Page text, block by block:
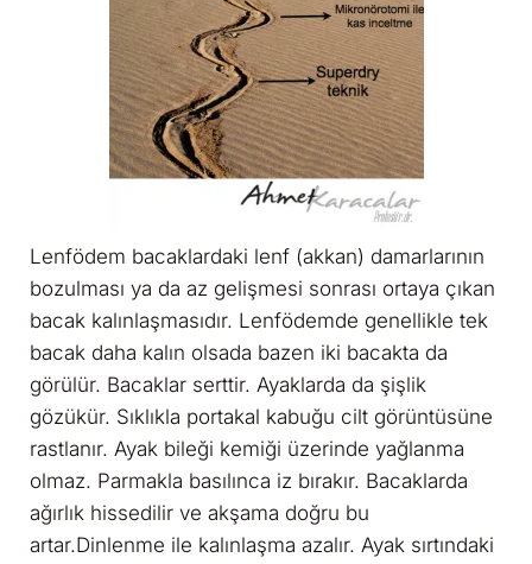
Lenfödem bacaklardaki lenf (akkan) damarlarının
bozulması ya da az gelişmesi sonrası ortaya çıkan
bacak kalınlaşmasıdır. Lenfödemde genellikle tek
bacak daha kalın olsada bazen iki bacakta da
görülür. Bacaklar serttir. Ayaklarda da şişlik
gözükür. Sıklıkla portakal kabuğu cilt görüntüsüne
rastlanır. Ayak bileği kemiği üzerinde yağlanma
olmaz. Parmakla basılınca iz bırakır. Bacaklarda
ağırlık hissedilir ve akşama doğru bu
artar.Dinlenme ile kalınlaşma azalır. Ayak sırtındaki